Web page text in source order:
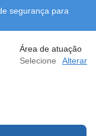
segurança para
Área de atuação
Selecione
Alterar
2026